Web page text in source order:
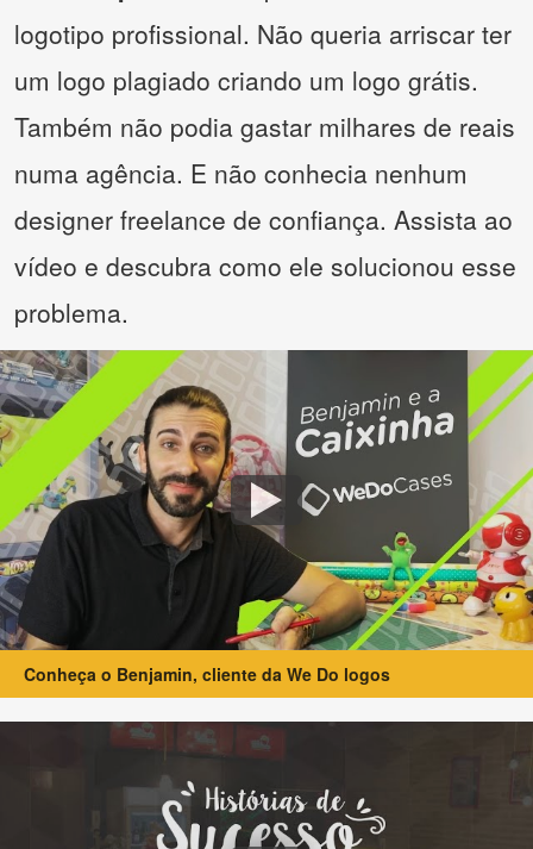
logotipo profissional. Não queria arriscar ter
um logo plagiado criando um logo grátis.
Também não podia gastar milhares de reais
numa agência. E não conhecia nenhum
designer freelance de confiança. Assista ao
vídeo e descubra como ele solucionou esse
problema.
Conheça o Benjamin, cliente da We Do logos